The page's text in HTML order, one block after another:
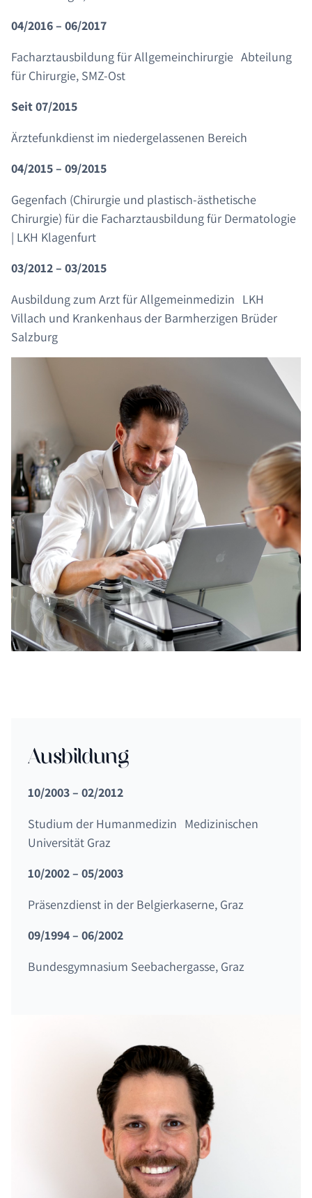
04/2016 – 06/2017
Facharztausbildung für Allgemeinchirurgie Abteilung
für Chirurgie, SMZ-Ost
Seit 07/2015
Ärztefunkdienst im niedergelassenen Bereich
04/2015 – 09/2015
Gegenfach (Chirurgie und plastisch-ästhetische
Chirurgie) für die Facharztausbildung für Dermatologie
| LKH Klagenfurt
03/2012 – 03/2015
Ausbildung zum Arzt für Allgemeinmedizin LKH
Villach und Krankenhaus der Barmherzigen Brüder
Salzburg
Ausbildung
10/2003 – 02/2012
Studium der Humanmedizin Medizinischen
Universität Graz
10/2002 – 05/2003
Präsenzdienst in der Belgierkaserne, Graz
09/1994 – 06/2002
Bundesgymnasium Seebachergasse, Graz